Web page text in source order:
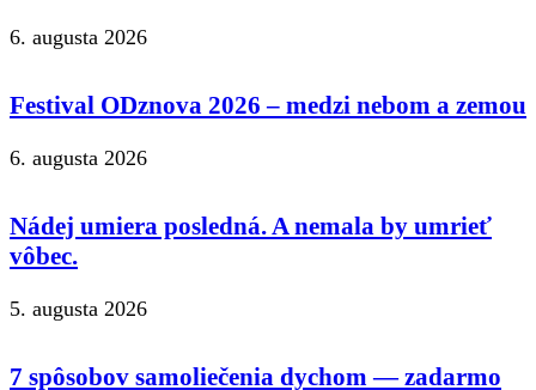
6. augusta 2026
Festival ODznova 2026 – medzi nebom a zemou
6. augusta 2026
Nádej umiera posledná. A nemala by umrieť
vôbec.
5. augusta 2026
7 spôsobov samoliečenia dychom — zadarmo